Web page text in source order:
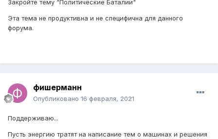
Закройте тему "Политические Баталии"
Эта тема не продуктивна и не специфична для данного
форума.
фишерманн
Опубликовано 16 февраля, 2021
Поддерживаю...
Пусть энергию тратят на написание тем о машинах и решения